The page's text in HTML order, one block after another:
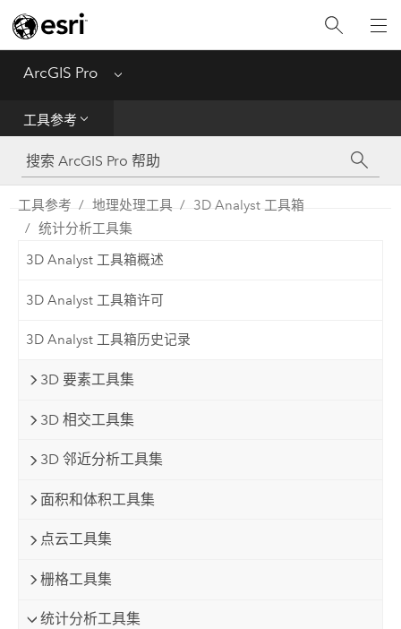
ArcGIS Pro Menu
工具参考
工具参考
Python
SDK
工具参考 地理处理工具
3D Analyst 工具箱
统计分析工具集
3D Analyst 工具箱概述
3D Analyst 工具箱许可
3D Analyst 工具箱历史记录
3D 要素工具集
3D 相交工具集
3D 邻近分析工具集
面积和体积工具集
点云工具集
栅格工具集
统计分析工具集